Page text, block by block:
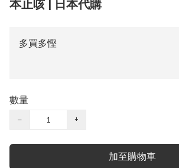
本止咳 | 日本代購
多買多慳
數量
−
+
加至購物車